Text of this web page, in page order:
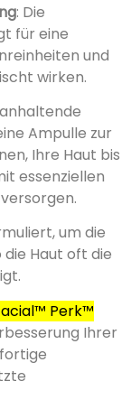
: Die
für eine
und
wirken.
Ampulle zur
Ihre Haut bis
essenziellen
um die
die Haut oft die
Perk™
Ihrer